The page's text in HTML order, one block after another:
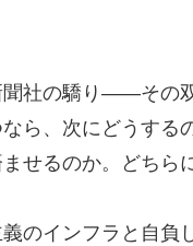
社の驕り――その
ら、次にどうする
ませるのか。どちら
のインフラと自負